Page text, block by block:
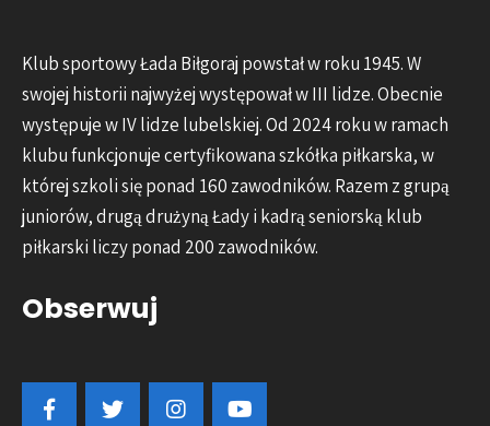
Klub sportowy Łada Biłgoraj powstał w roku 1945. W
swojej historii najwyżej występował w III lidze. Obecnie
występuje w IV lidze lubelskiej. Od 2024 roku w ramach
klubu funkcjonuje certyfikowana szkółka piłkarska, w
której szkoli się ponad 160 zawodników. Razem z grupą
juniorów, drugą drużyną Łady i kadrą seniorską klub
piłkarski liczy ponad 200 zawodników.
Obserwuj